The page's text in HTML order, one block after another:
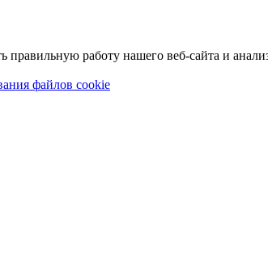
работу нашего веб-сайта и
файлов cookie